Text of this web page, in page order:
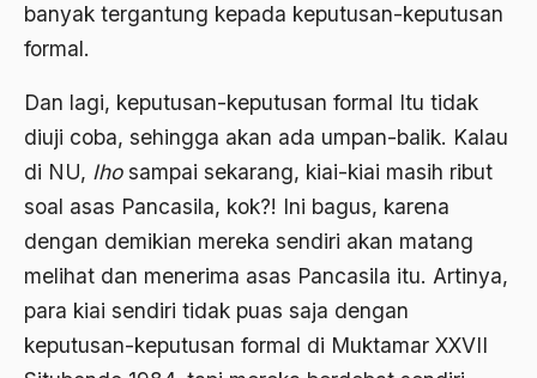
banyak tergantung kepada keputusan-keputusan
formal.
Dan lagi, keputusan-keputusan formal Itu tidak
diuji coba, sehingga akan ada umpan-balik. Kalau
di NU, Ihosampai sekarang, kiai-kiai masih ribut
soal asas Pancasila, kok?! Ini bagus, karena
dengan demikian mereka sendiri akan matang
melihat dan menerima asas Pancasila itu. Artinya,
para kiai sendiri tidak puas saja dengan
keputusan-keputusan formal di Muktamar XXVII
Bis Kota
BJ. Habibie
BLBI
Blitzkrieg
Bobot Sangkaan
Bom